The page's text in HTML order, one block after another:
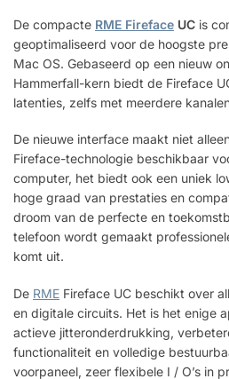
De compacte RME Fireface UC is
geoptimaliseerd voor de hoogste
Mac OS. Gebaseerd op een nieuw
Hammerfall-kern biedt de Fireface
latenties, zelfs met meerdere
De nieuwe interface maakt niet
Fireface-technologie beschikbaar
computer, het biedt ook een uniek
hoge graad van prestaties en
droom van de perfecte en
telefoon wordt gemaakt
komt uit.
De RME Fireface UC beschikt over
en digitale circuits. Het is het enige
actieve jitteronderdrukking,
functionaliteit en volledige
voorpaneel, zeer flexibele I / O’s in